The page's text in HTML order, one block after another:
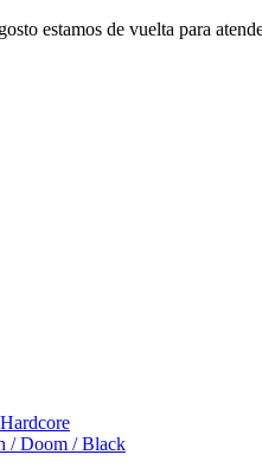
estamos de vuelta para
/ Doom / Black